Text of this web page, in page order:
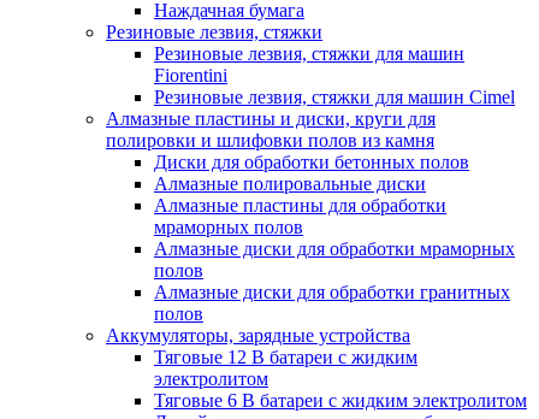
Наждачная бумага
Резиновые лезвия, стяжки
Резиновые лезвия, стяжки для машин
Fiorentini
Резиновые лезвия, стяжки для машин Cimel
Алмазные пластины и диски, круги для
полировки и шлифовки полов из камня
Диски для обработки бетонных полов
Алмазные полировальные диски
Алмазные пластины для обработки
мраморных полов
Алмазные диски для обработки мраморных
полов
Алмазные диски для обработки гранитных
полов
Аккумуляторы, зарядные устройства
Тяговые 12 В батареи с жидким
электролитом
Тяговые 6 В батареи с жидким электролитом